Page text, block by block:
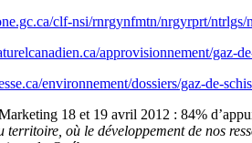
clf-nsi/rnrgynfmtn/nrgyrprt/
approvisionnement/gaz-
environnement/dossiers/gaz-de-
18 et 19 avril 2012 : 84%
territoire, où le développement de nos